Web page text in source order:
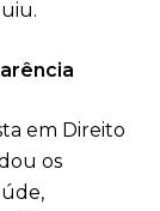
em Direito
os